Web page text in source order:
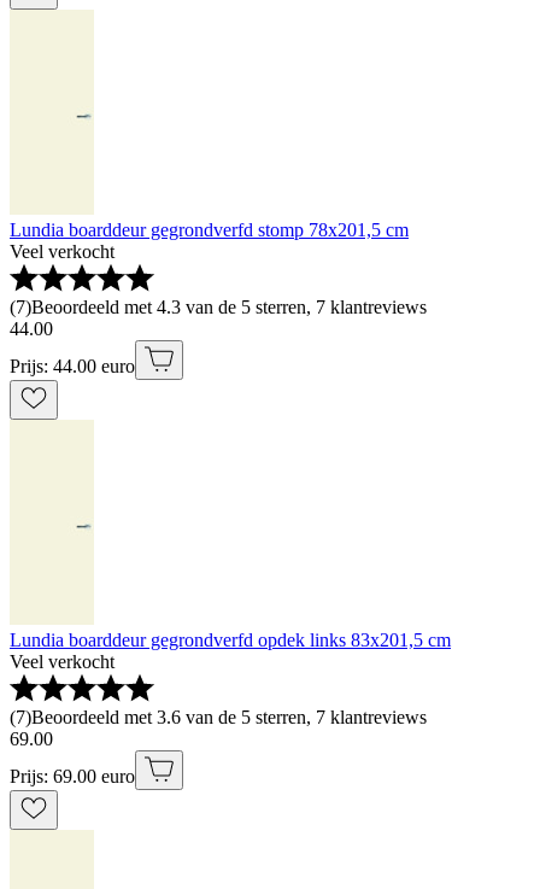
Lundia boarddeur gegrondverfd stomp 78x201,5 cm
Veel verkocht
(7)Beoordeeld met 4.3 van de 5 sterren, 7 klantreviews
44.00
Prijs: 44.00 euro
Lundia boarddeur gegrondverfd opdek links 83x201,5 cm
Veel verkocht
(7)Beoordeeld met 3.6 van de 5 sterren, 7 klantreviews
69.00
Prijs: 69.00 euro